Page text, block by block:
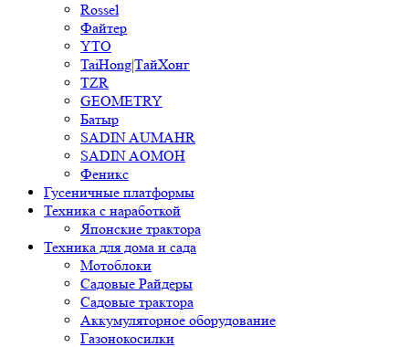
Rossel
Файтер
YTO
TaiHong|ТайХонг
TZR
GEOMETRY
Батыр
SADIN AUMAHR
SADIN AOMOH
Феникс
Гусеничные платформы
Техника с наработкой
Японские трактора
Техника для дома и сада
Мотоблоки
Садовые Райдеры
Садовые трактора
Аккумуляторное оборудование
Газонокосилки